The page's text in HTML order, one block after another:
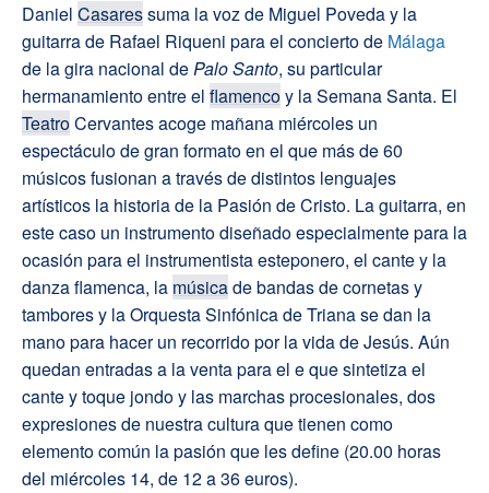
Daniel Casaressuma la voz de Miguel Poveda y la
guitarra de Rafael Riqueni para el concierto de Málaga
de la gira nacional dePalo Santo, su particular
hermanamiento entre el flamencoy la Semana Santa. El
TeatroCervantes acoge mañana miércoles un
espectáculo de gran formato en el que más de 60
músicos fusionan a través de distintos lenguajes
artísticos la historia de la Pasión de Cristo. La guitarra, en
este caso un instrumento diseñado especialmente para la
ocasión para el instrumentista esteponero, el cante y la
danza flamenca, la músicade bandas de cornetas y
tambores y la Orquesta Sinfónica de Triana se dan la
mano para hacer un recorrido por la vida de Jesús. Aún
quedan entradas a la venta para el e que sintetiza el
cante y toque jondo y las marchas procesionales, dos
expresiones de nuestra cultura que tienen como
elemento común la pasión que les define (20.00 horas
del miércoles 14, de 12 a 36 euros).